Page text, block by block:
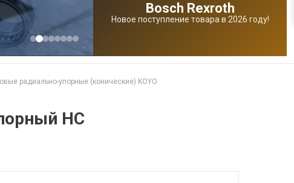
Bosсh Rexroth
Новое поступление товара в 2026 году!
радиально-упорные (конические) KOYO
HC